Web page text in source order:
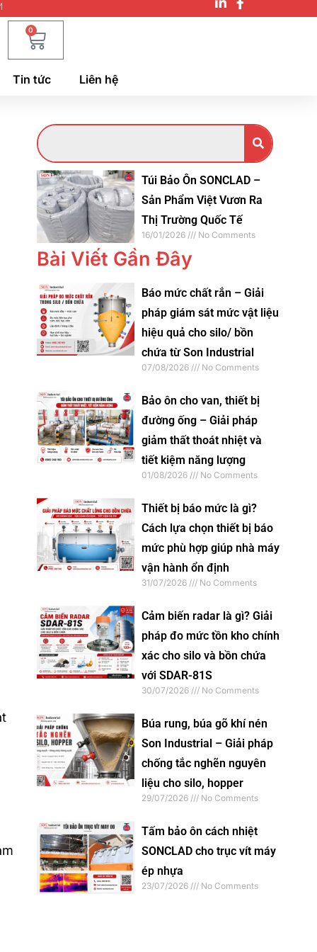
0
Tin tức Liên hệ
Túi Bảo Ôn SONCLAD –
Sản Phẩm Việt Vươn Ra
Thị Trường Quốc Tế
16/01/2026 No Comments
Bài Viết Gần Đây
Báo mức chất rắn – Giải
pháp giám sát mức vật liệu
hiệu quả cho silo/ bồn
chứa từ Son Industrial
07/08/2026 No Comments
Bảo ôn cho van, thiết bị
đường ống – Giải pháp
giảm thất thoát nhiệt và
tiết kiệm năng lượng
01/08/2026 No Comments
Thiết bị báo mức là gì?
Cách lựa chọn thiết bị báo
mức phù hợp giúp nhà máy
vận hành ổn định
31/07/2026 No Comments
Cảm biến radar là gì? Giải
pháp đo mức tồn kho chính
xác cho silo và bồn chứa
với SDAR-81S
30/07/2026 No Comments
Búa rung, búa gõ khí nén
Son Industrial – Giải pháp
chống tắc nghẽn nguyên
liệu cho silo, hopper
29/07/2026 No Comments
Tấm bảo ôn cách nhiệt
SONCLAD cho trục vít máy
ép nhựa
23/07/2026 No Comments